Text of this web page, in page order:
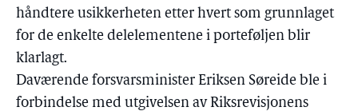
håndtere usikkerheten etter hvert som grunnlaget
for de enkelte delelementene i porteføljen blir
klarlagt.
Daværende forsvarsminister Eriksen Søreide ble i
forbindelse med utgivelsen av Riksrevisjonens